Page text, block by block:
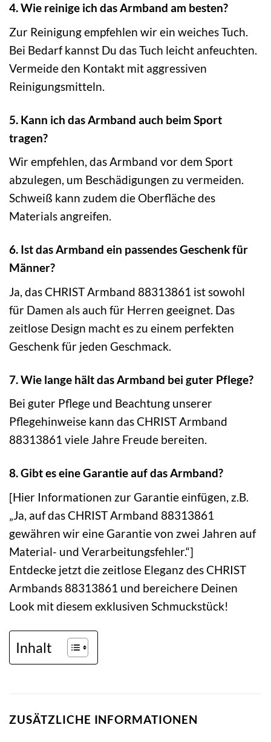
4. Wie reinige ich das Armband am besten?
Zur Reinigung empfehlen wir ein weiches Tuch.
Bei Bedarf kannst Du das Tuch leicht anfeuchten.
Vermeide den Kontakt mit aggressiven
Reinigungsmitteln.
5. Kann ich das Armband auch beim Sport
tragen?
Wir empfehlen, das Armband vor dem Sport
abzulegen, um Beschädigungen zu vermeiden.
Schweiß kann zudem die Oberfläche des
Materials angreifen.
6. Ist das Armband ein passendes Geschenk für
Männer?
Ja, das CHRIST Armband 88313861 ist sowohl
für Damen als auch für Herren geeignet. Das
zeitlose Design macht es zu einem perfekten
Geschenk für jeden Geschmack.
7. Wie lange hält das Armband bei guter Pflege?
Bei guter Pflege und Beachtung unserer
Pflegehinweise kann das CHRIST Armband
88313861 viele Jahre Freude bereiten.
8. Gibt es eine Garantie auf das Armband?
[Hier Informationen zur Garantie einfügen, z.B.
„Ja, auf das CHRIST Armband 88313861
gewähren wir eine Garantie von zwei Jahren auf
Material- und Verarbeitungsfehler.“]
Entdecke jetzt die zeitlose Eleganz des CHRIST
Armbands 88313861 und bereichere Deinen
Look mit diesem exklusiven Schmuckstück!
Inhalt
ZUSÄTZLICHE INFORMATIONEN